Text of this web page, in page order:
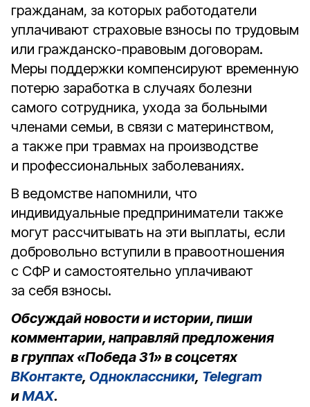
гражданам, за которых работодатели
уплачивают страховые взносы по трудовым
или гражданско-правовым договорам.
Меры поддержки компенсируют временную
потерю заработка в случаях болезни
самого сотрудника, ухода за больными
членами семьи, в связи с материнством,
а также при травмах на производстве
и профессиональных заболеваниях.
В ведомстве напомнили, что
индивидуальные предприниматели также
могут рассчитывать на эти выплаты, если
добровольно вступили в правоотношения
с СФР и самостоятельно уплачивают
за себя взносы.
Обсуждай новости и истории, пиши
комментарии, направляй предложения
в группах «Победа 31» в соцсетях
ВКонтакте, Одноклассники, Telegram
иMAX.